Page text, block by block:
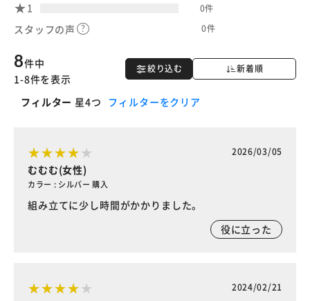
1 0件
スタッフの声 0件
絞り込む 新着順
8件中
1-8件を表示
フィルター 星4つ フィルターをクリア
2026/03/05
むむむ(女性)
カラー : シルバー 購入
組み立てに少し時間がかかりました。
役に立った
2024/02/21